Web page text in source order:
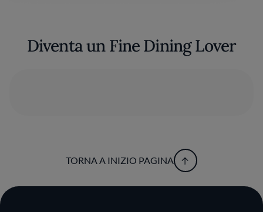
Diventa un Fine Dining Lover
TORNA A INIZIO PAGINA